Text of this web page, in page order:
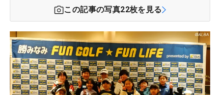
この記事の写真22枚を見る